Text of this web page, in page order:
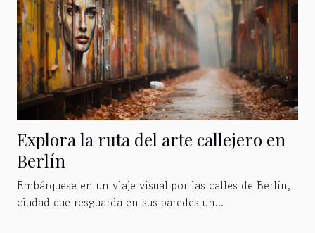
Explora la ruta del arte callejero en
Berlín
Embárquese en un viaje visual por las calles de Berlín,
ciudad que resguarda en sus paredes un...